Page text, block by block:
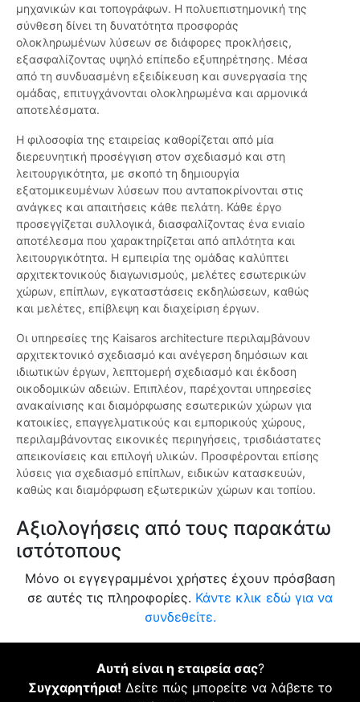
μηχανικών και τοπογράφων. Η πολυεπιστημονική της
σύνθεση δίνει τη δυνατότητα προσφοράς
ολοκληρωμένων λύσεων σε διάφορες προκλήσεις,
εξασφαλίζοντας υψηλό επίπεδο εξυπηρέτησης. Μέσα
από τη συνδυασμένη εξειδίκευση και συνεργασία της
ομάδας, επιτυγχάνονται ολοκληρωμένα και αρμονικά
αποτελέσματα.
Η φιλοσοφία της εταιρείας καθορίζεται από μία
διερευνητική προσέγγιση στον σχεδιασμό και στη
λειτουργικότητα, με σκοπό τη δημιουργία
εξατομικευμένων λύσεων που ανταποκρίνονται στις
ανάγκες και απαιτήσεις κάθε πελάτη. Κάθε έργο
προσεγγίζεται συλλογικά, διασφαλίζοντας ένα ενιαίο
αποτέλεσμα που χαρακτηρίζεται από απλότητα και
λειτουργικότητα. Η εμπειρία της ομάδας καλύπτει
αρχιτεκτονικούς διαγωνισμούς, μελέτες εσωτερικών
χώρων, επίπλων, εγκαταστάσεις εκδηλώσεων, καθώς
και μελέτες, επίβλεψη και διαχείριση έργων.
Οι υπηρεσίες της Kaisaros architecture περιλαμβάνουν
αρχιτεκτονικό σχεδιασμό και ανέγερση δημόσιων και
ιδιωτικών έργων, λεπτομερή σχεδιασμό και έκδοση
οικοδομικών αδειών. Επιπλέον, παρέχονται υπηρεσίες
ανακαίνισης και διαμόρφωσης εσωτερικών χώρων για
κατοικίες, επαγγελματικούς και εμπορικούς χώρους,
περιλαμβάνοντας εικονικές περιηγήσεις, τρισδιάστατες
απεικονίσεις και επιλογή υλικών. Προσφέρονται επίσης
λύσεις για σχεδιασμό επίπλων, ειδικών κατασκευών,
καθώς και διαμόρφωση εξωτερικών χώρων και τοπίου.
Αξιολογήσεις από τους παρακάτω
ιστότοπους
Μόνο οι εγγεγραμμένοι χρήστες έχουν πρόσβαση
σε αυτές τις πληροφορίες. Κάντε κλικ εδώ για να
συνδεθείτε.
Αυτή είναι η εταιρεία σας?
Συγχαρητήρια! Δείτε πώς μπορείτε να λάβετε το